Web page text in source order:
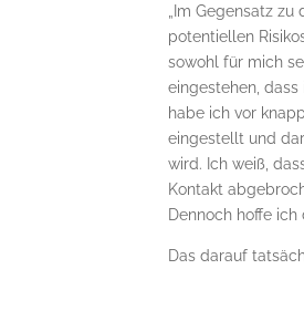
„Im Gegensatz
potentiellen
sowohl für mich
eingestehen,
habe ich vor
eingestellt und
wird. Ich weiß,
Kontakt
Dennoch hoffe ich
Das darauf